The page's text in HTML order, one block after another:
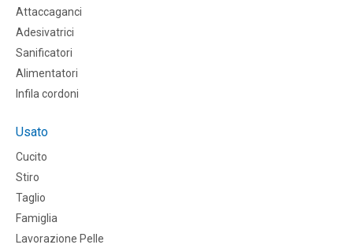
Attaccaganci
Adesivatrici
Sanificatori
Alimentatori
Infila cordoni
Usato
Cucito
Stiro
Taglio
Famiglia
Lavorazione Pelle